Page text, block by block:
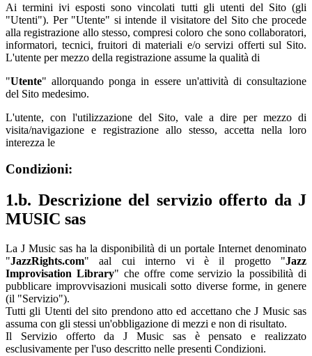
Ai termini ivi esposti sono vincolati tutti gli utenti del Sito (gli
"Utenti"). Per "Utente" si intende il visitatore del Sito che procede
alla registrazione allo stesso, compresi coloro che sono collaboratori,
informatori, tecnici, fruitori di materiali e/o servizi offerti sul Sito.
L'utente per mezzo della registrazione assume la qualità di
"Utente" allorquando ponga in essere un'attività di consultazione
del Sito medesimo.
L'utente, con l'utilizzazione del Sito, vale a dire per mezzo di
visita/navigazione e registrazione allo stesso, accetta nella loro
interezza le
Condizioni:
1.b. Descrizione del servizio offerto da J
MUSIC sas
La J Music sas ha la disponibilità di un portale Internet denominato
"JazzRights.com" aal cui interno vi è il progetto "Jazz
Improvisation Library" che offre come servizio la possibilità di
pubblicare improvvisazioni musicali sotto diverse forme, in genere
(il "Servizio").
Tutti gli Utenti del sito prendono atto ed accettano che J Music sas
assuma con gli stessi un'obbligazione di mezzi e non di risultato.
Il Servizio offerto da J Music sas è pensato e realizzato
esclusivamente per l'uso descritto nelle presenti Condizioni.